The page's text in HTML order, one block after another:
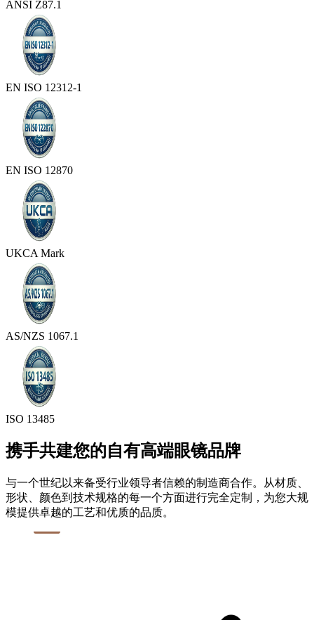
ANSI Z87.1
EN ISO 12312-1
EN ISO 12870
UKCA Mark
AS/NZS 1067.1
ISO 13485
携手共建您的自有高端眼镜品牌
与一个世纪以来备受行业领导者信赖的制造商合作。从材质、
形状、颜色到技术规格的每一个方面进行完全定制，为您大规
模提供卓越的工艺和优质的品质。